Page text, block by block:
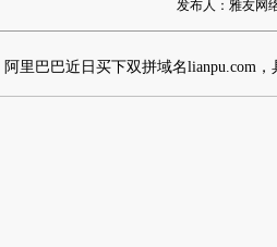
发布人：雅友网
里巴巴近日买下双拼域名lianpu.com，